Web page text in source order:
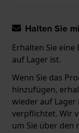
Halten Sie
Erhalten Sie
auf Lager ist.
Wenn Sie das
hinzufügen,
wieder auf Lager
verpflichtet. Wir
um Sie über den